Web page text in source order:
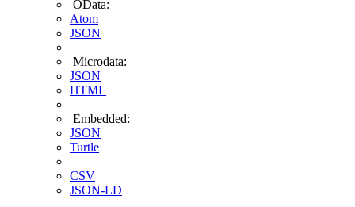
OData:
Atom
JSON
Microdata:
JSON
HTML
Embedded:
JSON
Turtle
CSV
JSON-LD